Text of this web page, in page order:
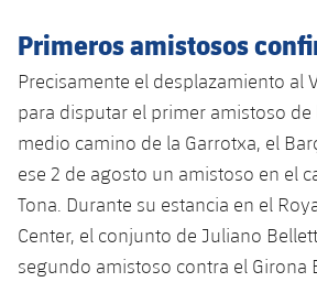
Instalaciones
Primeros amistosos
Precisamente el desplazamiento al
para disputar el primer amistoso
medio camino de la Garrotxa, el
ese 2 de agosto un amistoso en el
Tona. Durante su estancia en el
Center, el conjunto de Juliano
segundo amistoso contra el Girona